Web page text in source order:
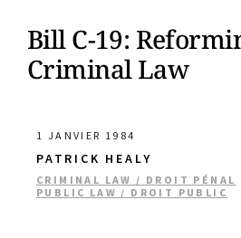
Bill C-19:
Criminal Law
1 JANVIER 1984
PATRICK HEALY
CRIMINAL LAW / DROIT PÉNAL
PUBLIC LAW / DROIT PUBLIC